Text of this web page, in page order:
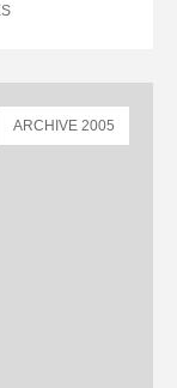
ARCHIVE 2005